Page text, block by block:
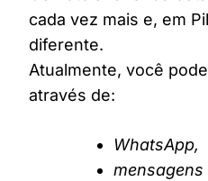
cada vez mais e, em
diferente.
Atualmente, você
através de:
WhatsApp,